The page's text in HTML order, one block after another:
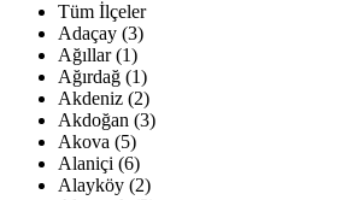
Tüm İlçeler
Adaçay (3)
Ağıllar (1)
Ağırdağ (1)
Akdeniz (2)
Akdoğan (3)
Akova (5)
Alaniçi (6)
Alayköy (2)